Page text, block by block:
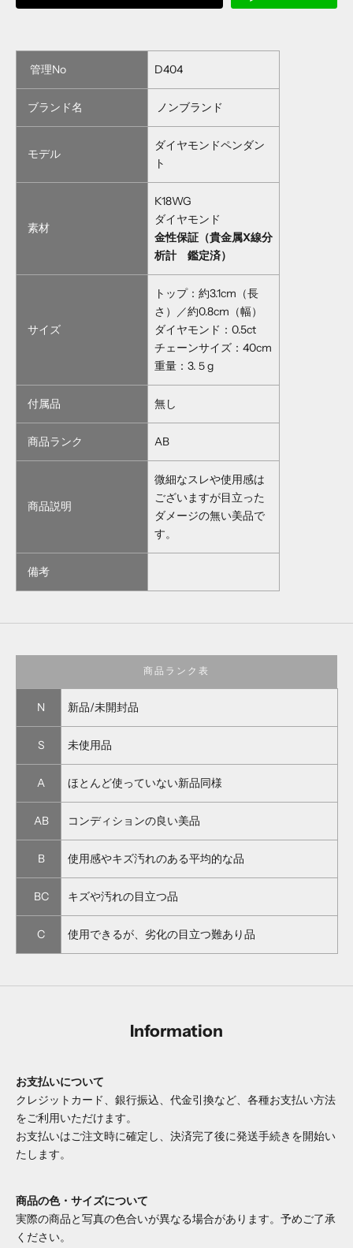
管理No D404
ブランド名 ノンブランド
モデル
ダイヤモンドペンダン
ト
素材
K18WG
ダイヤモンド
金性保証（貴金属X線分
析計 鑑定済）
サイズ
トップ：約3.1cm（長
さ）／約0.8cm（幅）
ダイヤモンド：0.5ct
チェーンサイズ：40cm
重量：3.５g
付属品 無し
商品ランク AB
商品説明
微細なスレや使用感は
ございますが目立った
ダメージの無い美品で
す。
備考
商品ランク表
N 新品/未開封品
S 未使用品
A ほとんど使っていない新品同様
AB コンディションの良い美品
B 使用感やキズ汚れのある平均的な品
BC キズや汚れの目立つ品
C 使用できるが、劣化の目立つ難あり品
Information
お支払いについて
クレジットカード、銀行振込、代金引換など、各種お支払い方法
をご利用いただけます。
お支払いはご注文時に確定し、決済完了後に発送手続きを開始い
たします。
商品の色・サイズについて
実際の商品と写真の色合いが異なる場合があります。予めご了承
ください。